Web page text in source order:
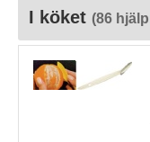
I köket (86